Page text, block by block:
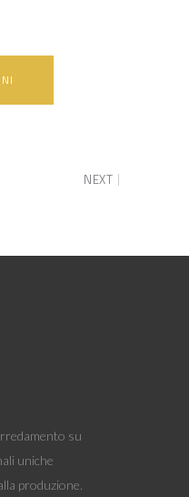
NEXT
su
uniche
produzione.